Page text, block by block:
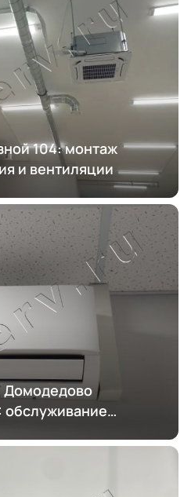
104: монтаж
и вентиляции
Домодедово
обслуживание